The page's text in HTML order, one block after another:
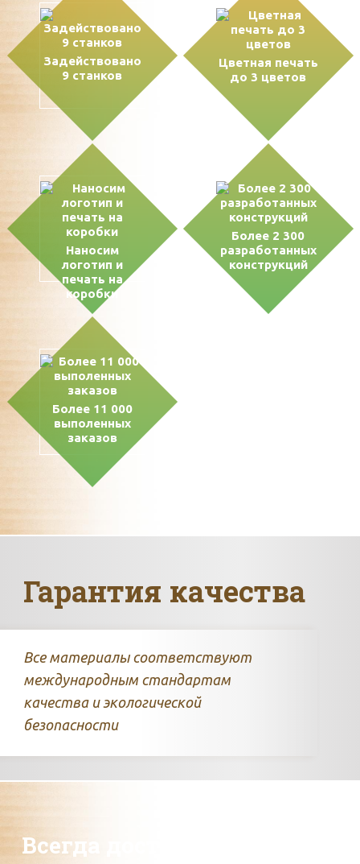
Задействовано
9 станков
Цветная печать
до 3 цветов
Наносим
логотип и
печать на
коробки
Более 2 300
разработанных
конструкций
Более 11 000
выполенных
заказов
Гарантия качества
Все материалы соответствуют
международным стандартам
качества и экологической
безопасности
Всегда доставляем товар в